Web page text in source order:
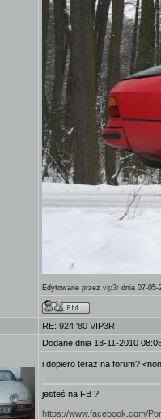
Edytowane przez vip3r dnia 07-05-
RE: 924 '80 VIP3R
Dodane dnia 18-11-2010
i dopiero teraz na forum?
jesteś na FB ?
https://www.facebook.com/